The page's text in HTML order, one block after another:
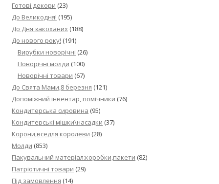
Готові декори (23)
До Великодня! (195)
До Дня закоханих (188)
До нового року! (191)
Вирубки новорічні (26)
Новорічні молди (100)
Новорічні товари (67)
До Свята Мами,8 березня (121)
Допоміжний інвентар, помічники (76)
Кондитерська сировина (95)
Кондитерські мішки\насадки (37)
Корони,вседля королеви (28)
Молди (853)
Пакувальний матеріал:коробки,пакети (82)
Патріотичні товари (29)
Під замовлення (14)